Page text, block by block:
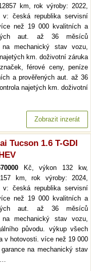
km, rok výroby: 2022,
v: česká republika servisní
než 19 000 kvalitních a
aut. až 36 měsíců
na mechanický stav vozu,
km. doživotní záruka
férové ceny, peníze
a prověřených aut. až 36
najetých km. doživotní
Zobrazit inzerát
Tucson 1.6 T-GDI
Kč, výkon 132 kw,
km, rok výroby: 2024,
v: česká republika servisní
než 19 000 kvalitních a
aut. až 36 měsíců
na mechanický stav vozu,
původu. výkup všech
v hotovosti. více než 19 000
na mechanický stav